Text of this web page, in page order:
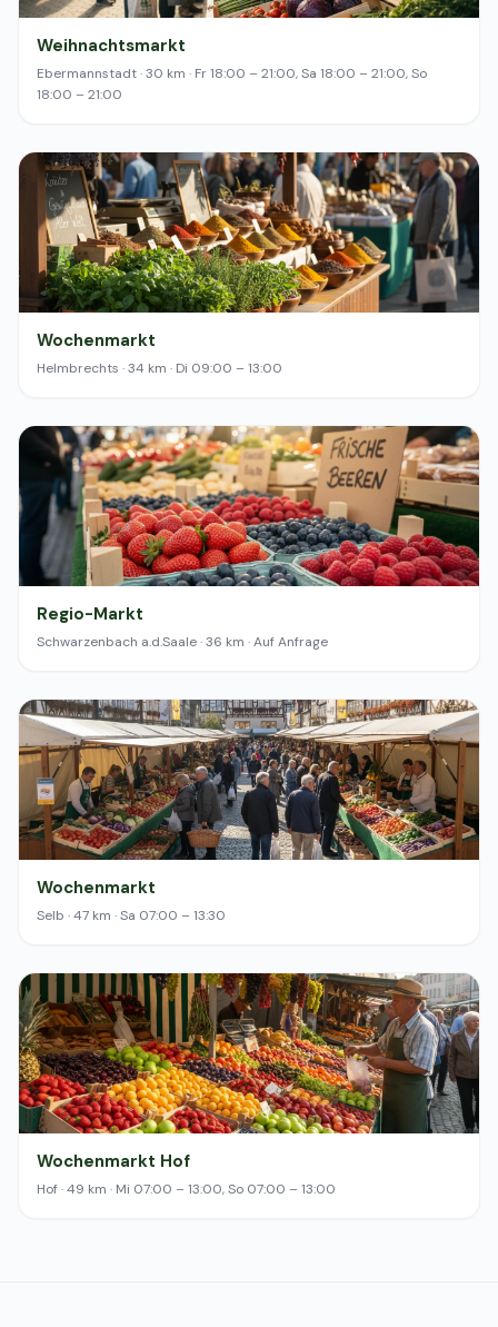
Weihnachtsmarkt
Ebermannstadt · 30 km · Fr 18:00 – 21:00, Sa 18:00 – 21:00, So
18:00 – 21:00
Wochenmarkt
Helmbrechts · 34 km · Di 09:00 – 13:00
Regio-Markt
Schwarzenbach a.d.Saale · 36 km · Auf Anfrage
Wochenmarkt
Selb · 47 km · Sa 07:00 – 13:30
Wochenmarkt Hof
Hof · 49 km · Mi 07:00 – 13:00, So 07:00 – 13:00